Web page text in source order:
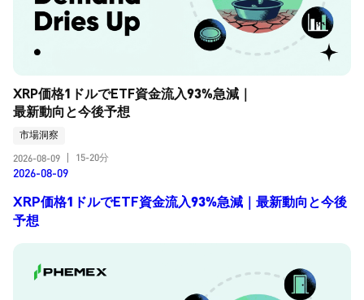
XRP価格1ドルでETF資金流入93%急減｜
最新動向と今後予想
市場洞察
2026-08-09
15-20分
2026-08-09
XRP価格1ドルでETF資金流入93%急減｜最新動向と今後
予想